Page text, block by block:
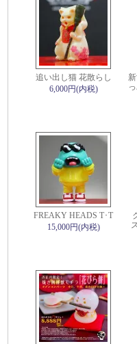
追い出し猫 花散らし
6,000円(内税)
FREAKY HEADS T･T
15,000円(内税)